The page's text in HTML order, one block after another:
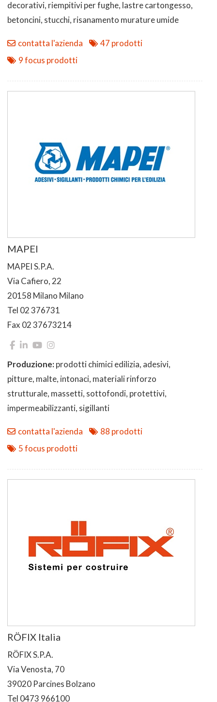
decorativi, riempitivi per fughe, lastre cartongesso,
betoncini, stucchi, risanamento murature umide
contatta l'azienda
47 prodotti
9 focus prodotti
MAPEI
MAPEI S.P.A.
Via Cafiero, 22
20158 Milano Milano
Tel 02 376731
Fax 02 37673214
Produzione:prodotti chimici edilizia, adesivi,
pitture, malte, intonaci, materiali rinforzo
strutturale, massetti, sottofondi, protettivi,
impermeabilizzanti, sigillanti
contatta l'azienda
88 prodotti
5 focus prodotti
RÖFIX Italia
RÖFIX S.P.A.
Via Venosta, 70
39020 Parcines Bolzano
Tel 0473 966100